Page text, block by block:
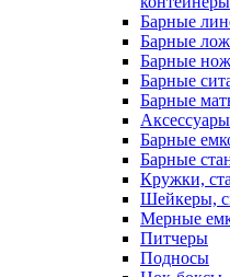
Барные
Барные
Барные
Барные
Барные
Барные
Барные
Кружки,
Шейкеры,
Мерные
Питчеры
Подносы